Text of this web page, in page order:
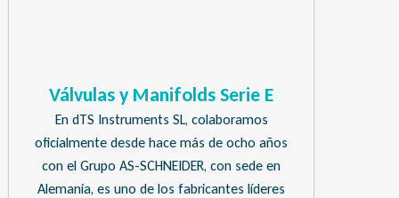
Válvulas y Manifolds Serie E
En dTS Instruments SL, colaboramos
oficialmente desde hace más de ocho años
con el Grupo AS-SCHNEIDER, con sede en
Alemania, es uno de los fabricantes líderes